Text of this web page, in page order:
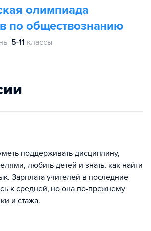
олимпиада
по обществознанию
5-11 классы
поддерживать дисциплину,
любить детей и знать, как найти
Зарплата учителей в последние
к средней, но она по-прежнему
и стажа.